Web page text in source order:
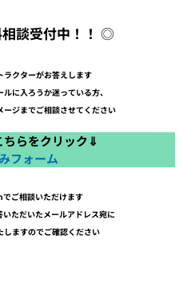
談受付中！！ ◎
ラクターがお答えします
に入ろうか迷っている方、
ージまでご相談させてください
ちらをクリック⇓
フォーム
ご相談いただけます
ただいたメールアドレス宛に
しますのでご確認ください